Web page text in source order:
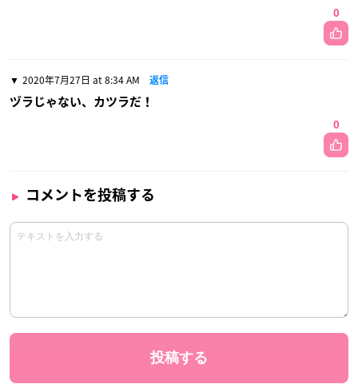
0
2020年7月27日 at 8:34 AM 返信
ヅラじゃない、カツラだ！
0
コメントを投稿する